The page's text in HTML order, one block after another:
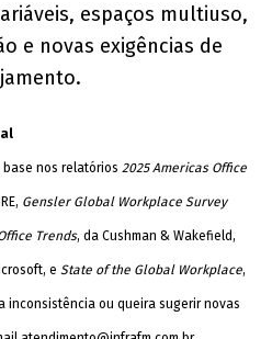
espaços multiuso,
e novas exigências de
nos relatórios 2025 Americas Office
Gensler Global Workplace Survey
Trends, da Cushman & Wakefield,
e State of the Global Workplace,
inconsistência ou queira sugerir novas